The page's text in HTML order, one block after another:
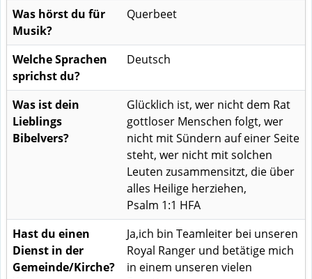
Was hörst du für
Musik?
Querbeet
Welche Sprachen
sprichst du?
Deutsch
Was ist dein
Lieblings
Bibelvers?
Glücklich ist, wer nicht dem Rat
gottloser Menschen folgt, wer
nicht mit Sündern auf einer Seite
steht, wer nicht mit solchen
Leuten zusammensitzt, die über
alles Heilige herziehen,
Psalm 1:1 HFA
Hast du einen
Dienst in der
Gemeinde/Kirche?
Ja,ich bin Teamleiter bei unseren
Royal Ranger und betätige mich
in einem unseren vielen